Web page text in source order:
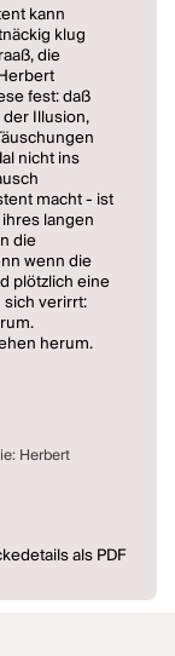
kann
klug
die
fest: daß
Illusion,
nicht ins
macht - ist
langen
die
wenn die
plötzlich eine
sich verirrt:
herum.
käme nach
Göttin.
die IM
dem
Seele,
Herbert
als PDF